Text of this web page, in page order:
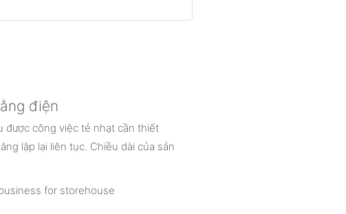
điện
được công việc tẻ nhạt cần thiết
lặp lại liên tục. Chiều dài của sản